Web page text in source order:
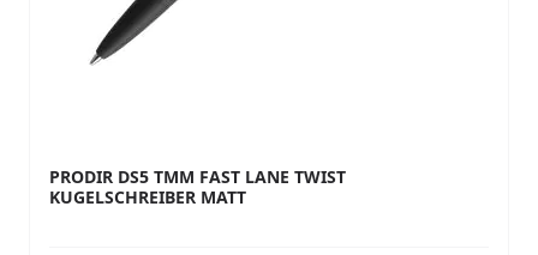
PRODIR DS5 TMM FAST LANE TWIST
KUGELSCHREIBER MATT